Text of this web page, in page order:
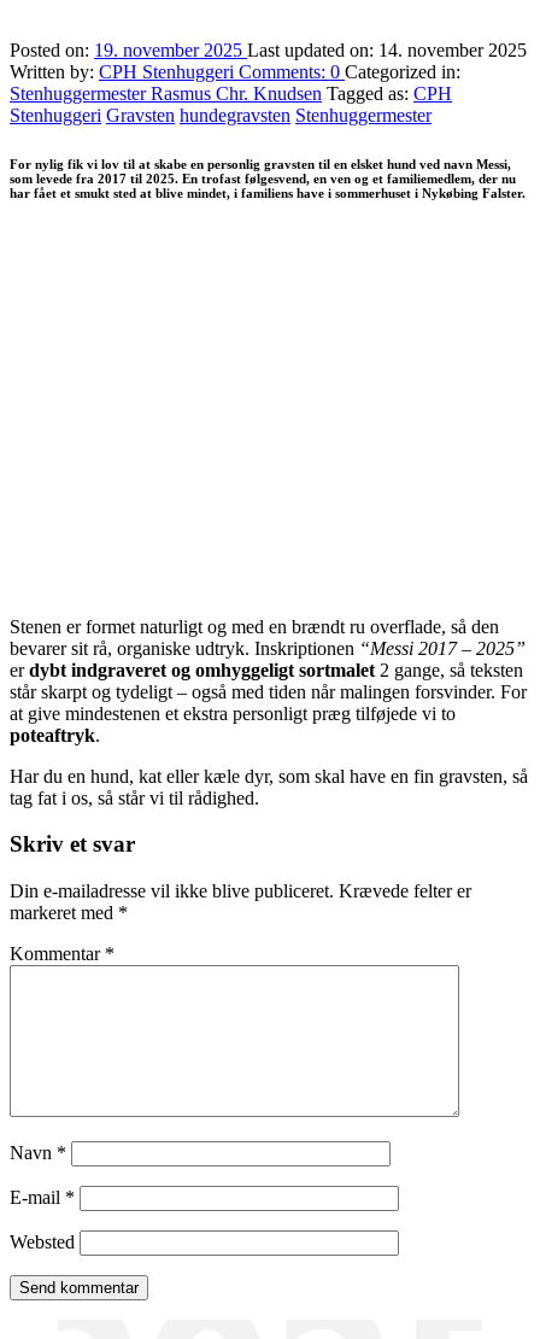
Posted on: 19. november 2025 Last updated on: 14. november 2025
Written by: CPH Stenhuggeri Comments: 0 Categorized in:
Stenhuggermester Rasmus Chr. Knudsen Tagged as: CPH
Stenhuggeri Gravsten hundegravsten Stenhuggermester
For nylig fik vi lov til at skabe en personlig gravsten til en elsket hund ved navn Messi,
som levede fra 2017 til 2025. En trofast følgesvend, en ven og et familiemedlem, der nu
har fået et smukt sted at blive mindet, i familiens have i sommerhuset i Nykøbing Falster.
Stenen er formet naturligt og med en brændt ru overflade, så den
bevarer sit rå, organiske udtryk. Inskriptionen “Messi 2017 – 2025”
erdybt indgraveret og omhyggeligt sortmalet 2 gange, så teksten
står skarpt og tydeligt – også med tiden når malingen forsvinder. For
at give mindestenen et ekstra personligt præg tilføjede vi to
poteaftryk.
Har du en hund, kat eller kæle dyr, som skal have en fin gravsten, så
tag fat i os, så står vi til rådighed.
Skip
to
main
navigation
Skriv et svar
Din e-mailadresse vil ikke blive publiceret. Krævede felter er
markeret med *
Kommentar *
Navn *
E-mail *
Websted